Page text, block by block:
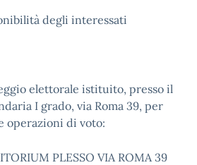
degli interessati
elettorale istituito, presso il
I grado, via Roma 39, per
operazioni di voto:
PLESSO VIA ROMA 39